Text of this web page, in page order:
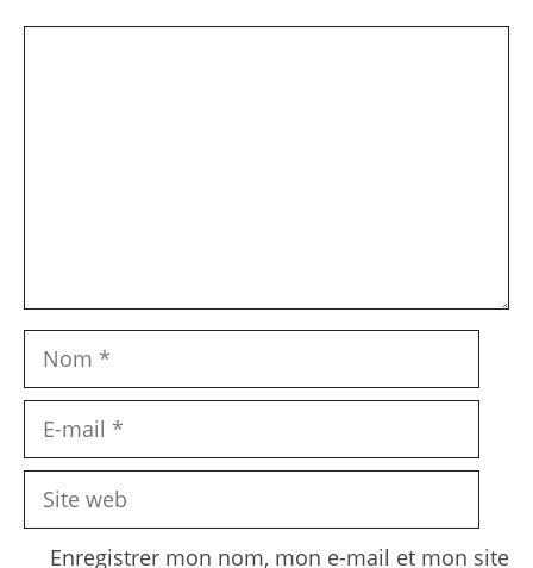
Nom
Site
Enregistrer mon nom, mon e-mail et mon site